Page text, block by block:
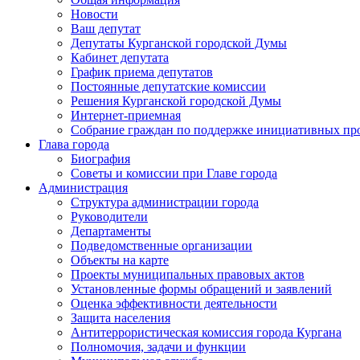
Новости
Ваш депутат
Депутаты Курганской городской Думы
Кабинет депутата
График приема депутатов
Постоянные депутатские комиссии
Решения Курганской городской Думы
Интернет-приемная
Собрание граждан по поддержке инициативных
Глава города
Биография
Советы и комиссии при Главе города
Администрация
Структура администрации города
Руководители
Департаменты
Подведомственные организации
Объекты на карте
Проекты муниципальных правовых актов
Установленные формы обращений и заявлений
Оценка эффективности деятельности
Защита населения
Антитеррористическая комиссия города Кургана
Полномочия, задачи и функции